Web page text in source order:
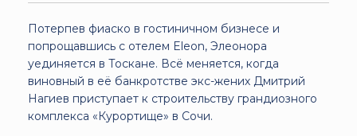
Потерпев фиаско в гостиничном бизнесе и
попрощавшись с отелем Eleon, Элеонора
уединяется в Тоскане. Всё меняется, когда
виновный в её банкротстве экс-жених Дмитрий
Нагиев приступает к строительству грандиозного
комплекса «Курортище» в Сочи.